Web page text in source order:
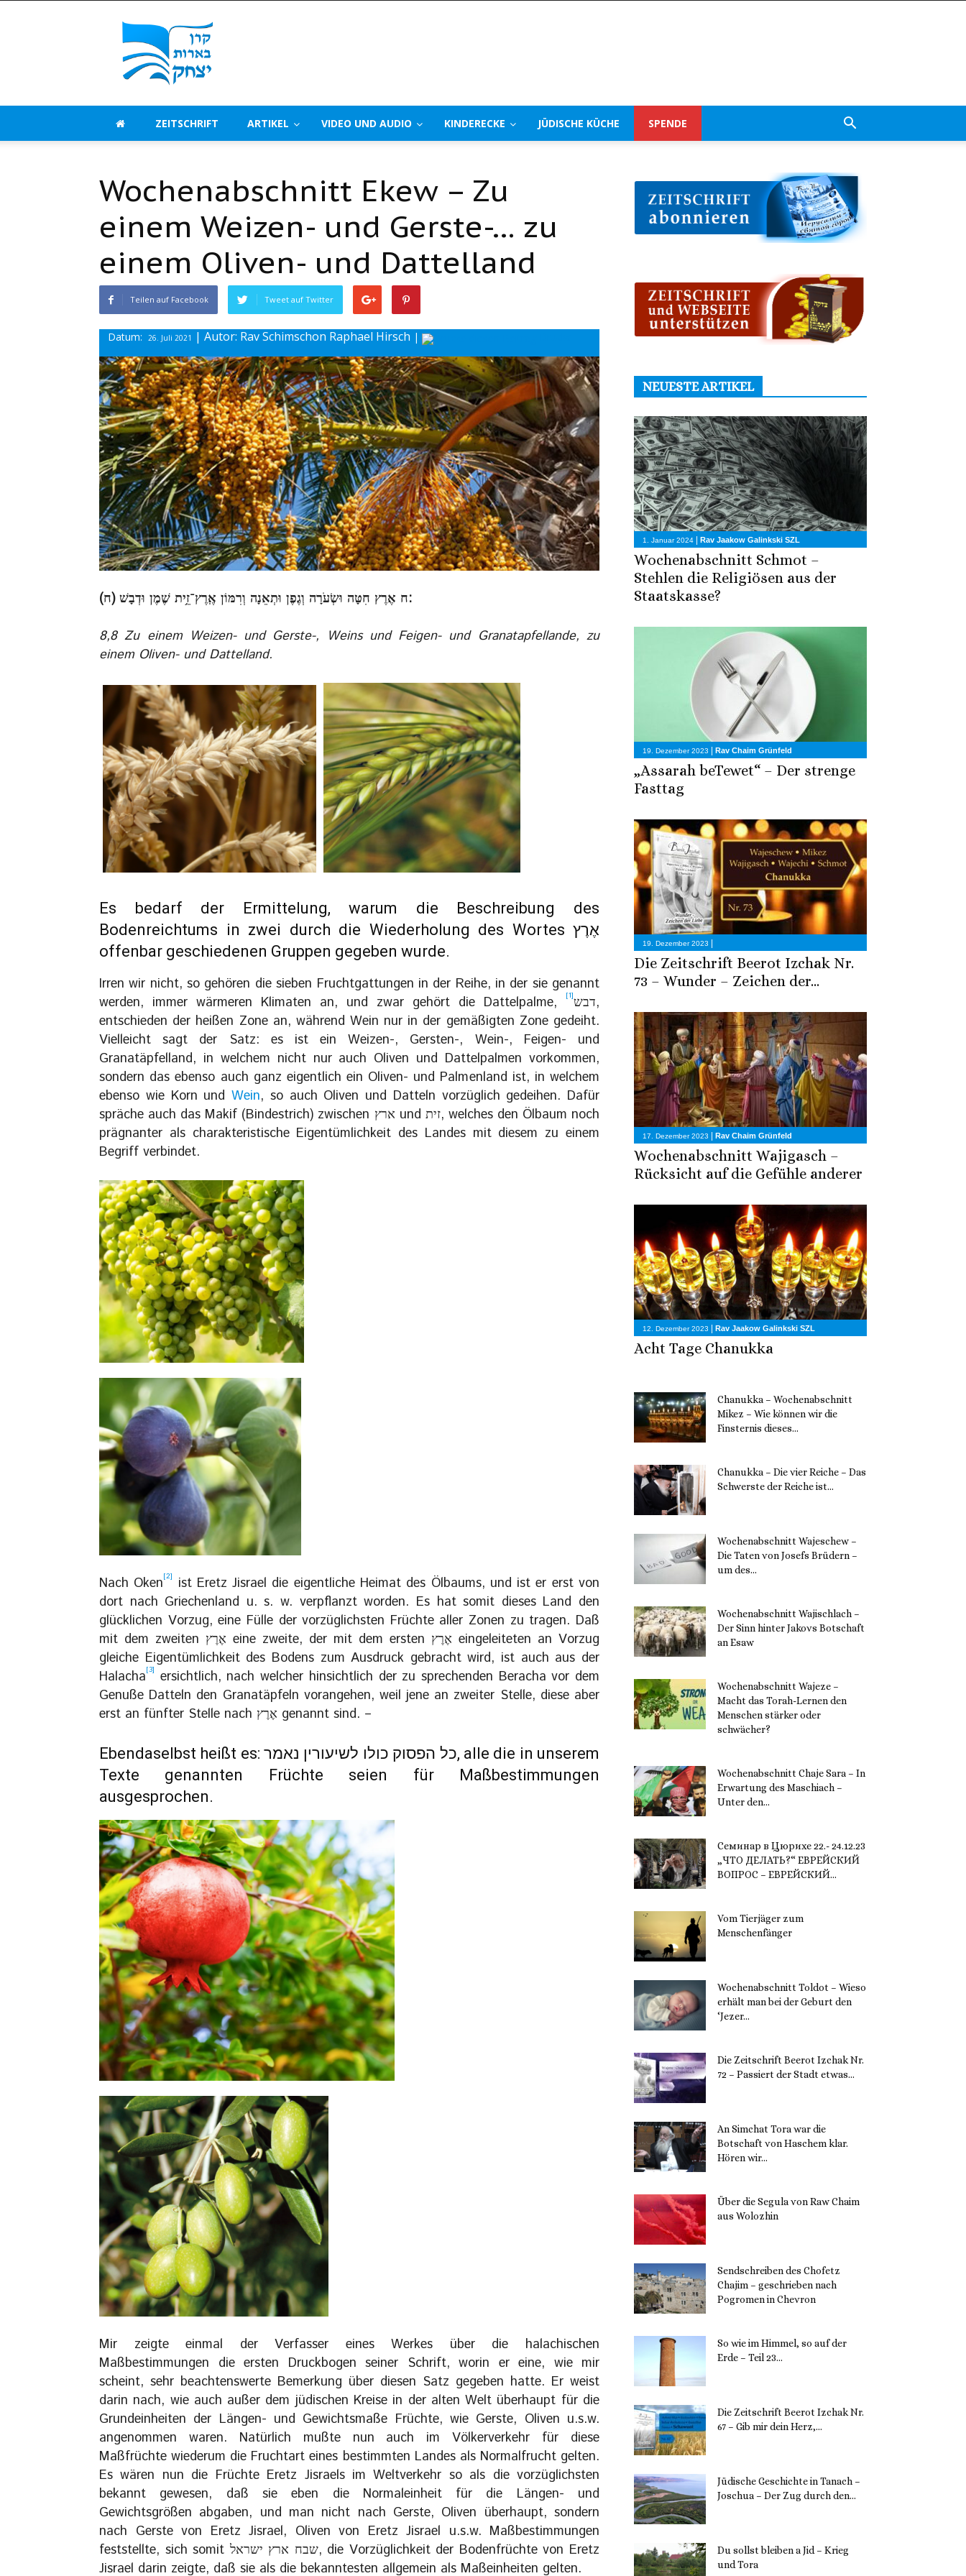
Beerot
Izchak
Deutschland
ZEITSCHRIFT ARTIKEL VIDEO UND AUDIO KINDERECKE JÜDISCHE KÜCHE SPENDE
Wochenabschnitt Ekew – Zu
einem Weizen- und Gerste-… zu
einem Oliven- und Dattelland
Teilen auf Facebook Tweet auf Twitter
Datum: 26. Juli 2021 | Autor: Rav Schimschon Raphael Hirsch |
(ח) ח אֶרֶץ חִטָּה וּשְׂעֹרָה וְגֶפֶן וּתְאֵנָה וְרִמּוֹן אֶֽרֶץ־זֵ֥ית שֶׁמֶן וּדְבָשׁ:
8,8 Zu einem Weizen- und Gerste-, Weins und Feigen- und Granatapfellande, zu
einem Oliven- und Dattelland.
Es bedarf der Ermittelung, warum die Beschreibung des
Bodenreichtums in zwei durch die Wiederholung des Wortes אֶרֶץ
offenbar geschiedenen Gruppen gegeben wurde.
Irren wir nicht, so gehören die sieben Fruchtgattungen in der Reihe, in der sie genannt
werden, immer wärmeren Klimaten an, und zwar gehört die Dattelpalme,
[1]דבש,
entschieden der heißen Zone an, während Wein nur in der gemäßigten Zone gedeiht.
Vielleicht sagt der Satz: es ist ein Weizen-, Gersten-, Wein-, Feigen- und
Granatäpfelland, in welchem nicht nur auch Oliven und Dattelpalmen vorkommen,
sondern das ebenso auch ganz eigentlich ein Oliven- und Palmenland ist, in welchem
ebenso wie Korn und Wein, so auch Oliven und Datteln vorzüglich gedeihen. Dafür
spräche auch das Makif (Bindestrich) zwischen ארץ und זית, welches den Ölbaum noch
prägnanter als charakteristische Eigentümlichkeit des Landes mit diesem zu einem
Begriff verbindet.
Nach Oken[2]
ist Eretz Jisrael die eigentliche Heimat des Ölbaums, und ist er erst von
dort nach Griechenland u. s. w. verpflanzt worden. Es hat somit dieses Land den
glücklichen Vorzug, eine Fülle der vorzüglichsten Früchte aller Zonen zu tragen. Daß
mit dem zweiten אֶרֶץ eine zweite, der mit dem ersten אֶרֶץ eingeleiteten an Vorzug
gleiche Eigentümlichkeit des Bodens zum Ausdruck gebracht wird, ist auch aus der
Halacha[3]
ersichtlich, nach welcher hinsichtlich der zu sprechenden Beracha vor dem
Genuße Datteln den Granatäpfeln vorangehen, weil jene an zweiter Stelle, diese aber
erst an fünfter Stelle nach אֶרֶץ genannt sind. –
Ebendaselbst heißt es: כל הפסוק כולו לשיעורין נאמר, alle die in unserem
Texte genannten Früchte seien für Maßbestimmungen
ausgesprochen.
Mir zeigte einmal der Verfasser eines Werkes über die halachischen
Maßbestimmungen die ersten Druckbogen seiner Schrift, worin er eine, wie mir
scheint, sehr beachtenswerte Bemerkung über diesen Satz gegeben hatte. Er weist
darin nach, wie auch außer dem jüdischen Kreise in der alten Welt überhaupt für die
Grundeinheiten der Längen- und Gewichtsmaße Früchte, wie Gerste, Oliven u.s.w.
angenommen waren. Natürlich mußte nun auch im Völkerverkehr für diese
Maßfrüchte wiederum die Fruchtart eines bestimmten Landes als Normalfrucht gelten.
Es wären nun die Früchte Eretz Jisraels im Weltverkehr so als die vorzüglichsten
bekannt gewesen, daß sie eben die Normaleinheit für die Längen- und
Gewichtsgrößen abgaben, und man nicht nach Gerste, Oliven überhaupt, sondern
nach Gerste von Eretz Jisrael, Oliven von Eretz Jisrael u.s.w. Maßbestimmungen
feststellte, sich somit שבח ארץ ישראל, die Vorzüglichkeit der Bodenfrüchte von Eretz
Jisrael darin zeigte, daß sie als die bekanntesten allgemein als Maßeinheiten gelten.
NEUESTE ARTIKEL
1. Januar 2024 | Rav Jaakow Galinkski SZL
Wochenabschnitt Schmot –
Stehlen die Religiösen aus der
Staatskasse?
19. Dezember 2023 | Rav Chaim Grünfeld
„Assarah beTewet“ – Der strenge
Fasttag
19. Dezember 2023 |
Die Zeitschrift Beerot Izchak Nr.
73 – Wunder – Zeichen der...
17. Dezember 2023 | Rav Chaim Grünfeld
Wochenabschnitt Wajigasch –
Rücksicht auf die Gefühle anderer
12. Dezember 2023 | Rav Jaakow Galinkski SZL
Acht Tage Chanukka
Chanukka – Wochenabschnitt
Mikez – Wie können wir die
Finsternis dieses...
Chanukka – Die vier Reiche – Das
Schwerste der Reiche ist...
Wochenabschnitt Wajeschew –
Die Taten von Josefs Brüdern –
um des...
Wochenabschnitt Wajischlach –
Der Sinn hinter Jakovs Botschaft
an Esaw
Wochenabschnitt Wajeze –
Macht das Torah-Lernen den
Menschen stärker oder
schwächer?
Wochenabschnitt Chaje Sara – In
Erwartung des Maschiach –
Unter den...
Семинар в Цюрихе 22.- 24.12.23
„ЧТО ДЕЛАТЬ?“ ЕВРЕЙСКИЙ
ВОПРОС – ЕВРЕЙСКИЙ...
Vom Tierjäger zum
Menschenfänger
Wochenabschnitt Toldot – Wieso
erhält man bei der Geburt den
‘Jezer...
Die Zeitschrift Beerot Izchak Nr.
72 – Passiert der Stadt etwas...
An Simchat Tora war die
Botschaft von Haschem klar.
Hören wir...
Über die Segula von Raw Chaim
aus Wolozhin
Sendschreiben des Chofetz
Chajim – geschrieben nach
Pogromen in Chevron
So wie im Himmel, so auf der
Erde – Teil 23...
Die Zeitschrift Beerot Izchak Nr.
67 – Gib mir dein Herz,...
Jüdische Geschichte in Tanach –
Joschua – Der Zug durch den...
Du sollst bleiben a Jid – Krieg
und Tora